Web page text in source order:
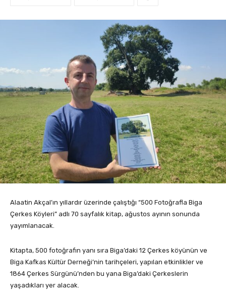
Alaatin Akçal’ın yıllardır üzerinde çalıştığı “500 Fotoğrafla Biga
Çerkes Köyleri” adlı 70 sayfalık kitap, ağustos ayının sonunda
yayımlanacak.
Kitapta, 500 fotoğrafın yanı sıra Biga’daki 12 Çerkes köyünün ve
Biga Kafkas Kültür Derneği’nin tarihçeleri, yapılan etkinlikler ve
1864 Çerkes Sürgünü’nden bu yana Biga’daki Çerkeslerin
yaşadıkları yer alacak.